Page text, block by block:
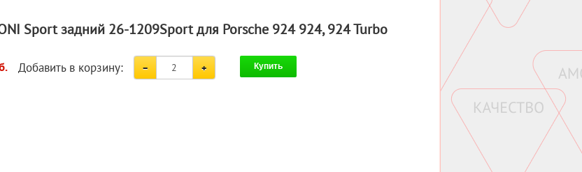
Sport задний 26-1209Sport для Porsche 924 924, 924 Turbo
Добавить в корзину: Купить